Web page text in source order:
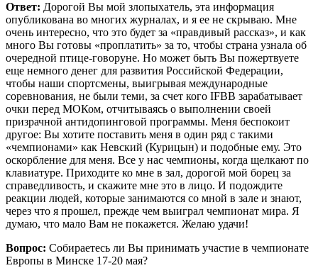
Ответ: Дорогой Вы мой злопыхатель, эта информация
опубликована во многих журналах, и я ее не скрываю. Мне
очень интересно, что это будет за «правдивый рассказ», и как
много Вы готовы «проплатить» за то, чтобы страна узнала об
очередной птице-говоруне. Но может быть Вы пожертвуете
еще немного денег для развития Российской Федерации,
чтобы наши спортсмены, выигрывая международные
соревнования, не были теми, за счет кого IFBB зарабатывает
очки перед МОКом, отчитываясь о выполнении своей
призрачной антидопинговой программы. Меня беспокоит
другое: Вы хотите поставить меня в один ряд с такими
«чемпионами» как Невский (Курицын) и подобные ему. Это
оскорбление для меня. Все у нас чемпионы, когда щелкают по
клавиатуре. Приходите ко мне в зал, дорогой мой борец за
справедливость, и скажите мне это в лицо. И подождите
реакции людей, которые занимаются со мной в зале и знают,
через что я прошел, прежде чем выиграл чемпионат мира. Я
думаю, что мало Вам не покажется. Желаю удачи!
Вопрос: Собираетесь ли Вы принимать участие в чемпионате
Европы в Минске 17-20 мая?